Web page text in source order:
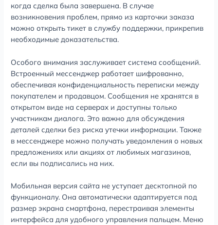
когда сделка была завершена. В случае
возникновения проблем, прямо из карточки заказа
можно открыть тикет в службу поддержки, прикрепив
необходимые доказательства.
Особого внимания заслуживает система сообщений.
Встроенный мессенджер работает шифрованно,
обеспечивая конфиденциальность переписки между
покупателем и продавцом. Сообщения не хранятся в
открытом виде на серверах и доступны только
участникам диалога. Это важно для обсуждения
деталей сделки без риска утечки информации. Также
в мессенджере можно получать уведомления о новых
предложениях или акциях от любимых магазинов,
если вы подписались на них.
Мобильная версия сайта не уступает десктопной по
функционалу. Она автоматически адаптируется под
размер экрана смартфона, перестраивая элементы
интерфейса для удобного управления пальцем. Меню